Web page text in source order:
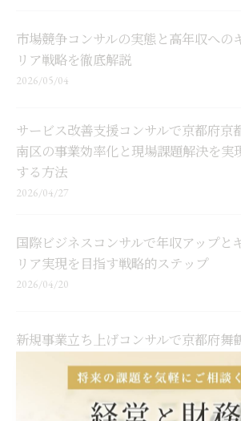
市場競争コンサルの実態と高年収への
リア戦略を徹底解説
2026/05/04
サービス改善支援コンサルで京都府京
南区の事業効率化と現場課題解決を実
する方法
2026/04/27
国際ビジネスコンサルで年収アップと
リア実現を目指す戦略的ステップ
2026/04/20
新規事業立ち上げコンサルで京都府舞
の起業を成功へ導く最新支援策